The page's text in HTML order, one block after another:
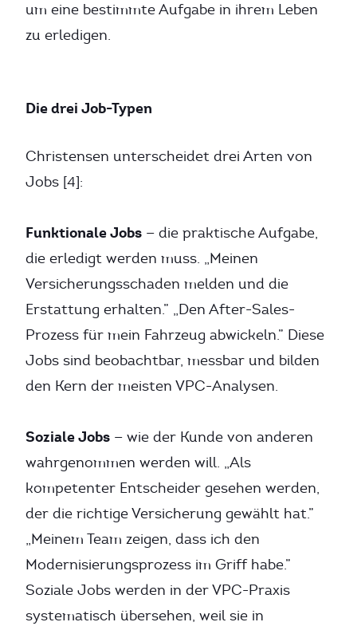
um eine bestimmte Aufgabe in ihrem Leben
zu erledigen.
Die drei Job-Typen
Christensen unterscheidet drei Arten von
Jobs [4]:
Funktionale Jobs — die praktische Aufgabe,
die erledigt werden muss. „Meinen
Versicherungsschaden melden und die
Erstattung erhalten.” „Den After-Sales-
Prozess für mein Fahrzeug abwickeln.” Diese
Jobs sind beobachtbar, messbar und bilden
den Kern der meisten VPC-Analysen.
Soziale Jobs — wie der Kunde von anderen
wahrgenommen werden will. „Als
kompetenter Entscheider gesehen werden,
der die richtige Versicherung gewählt hat.”
„Meinem Team zeigen, dass ich den
Modernisierungsprozess im Griff habe.”
Soziale Jobs werden in der VPC-Praxis
systematisch übersehen, weil sie in